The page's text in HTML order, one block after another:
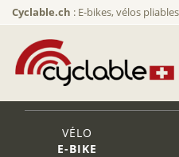
Cyclable.ch : E-bikes, vélos
VÉLO
E-BIKE